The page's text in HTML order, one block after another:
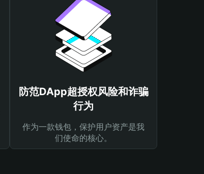
防范DApp超授权风险和诈骗
行为
作为一款钱包，保护用户资产是我
们使命的核心。